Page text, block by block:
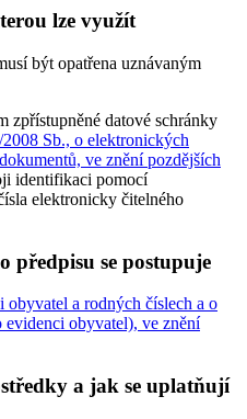
lze využít
být opatřena uznávaným
zpřístupněné datové schránky
Sb., o elektronických
ve znění pozdějších
identifikaci pomocí
elektronicky čitelného
předpisu se postupuje
a rodných číslech a o
evidenci obyvatel), ve znění
a jak se uplatňují